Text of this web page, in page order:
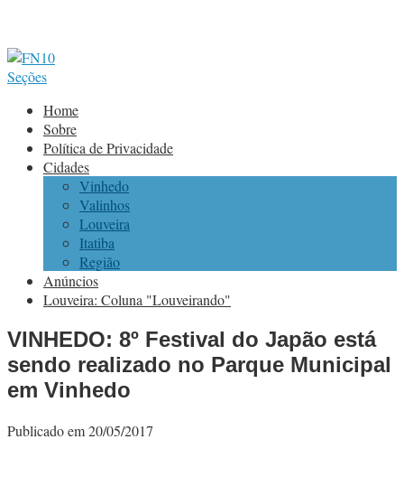
Seções
Home
Sobre
Política de Privacidade
Cidades
Vinhedo
Valinhos
Louveira
Itatiba
Região
Anúncios
Louveira: Coluna "Louveirando"
VINHEDO: 8º Festival do Japão está
sendo realizado no Parque Municipal
em Vinhedo
Publicado em 20/05/2017